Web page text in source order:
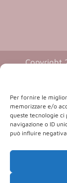
Per fornire le
memorizzare e/o
queste tecnologie
navigazione o ID
può influire
Copyright